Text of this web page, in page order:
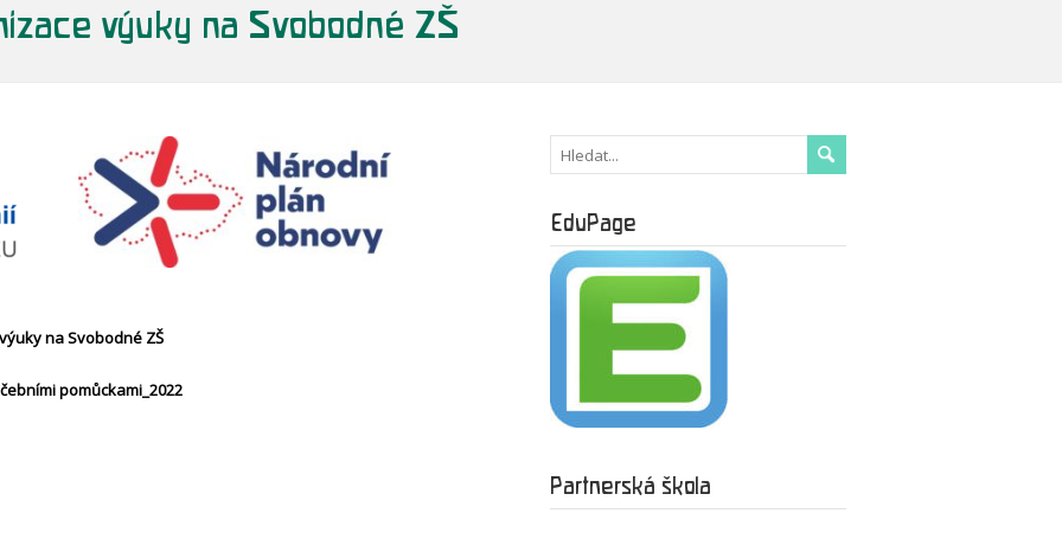
výuky na Svobodné ZŠ
na Svobodné ZŠ
pomůckami_2022
EduPage
Partnerská škola